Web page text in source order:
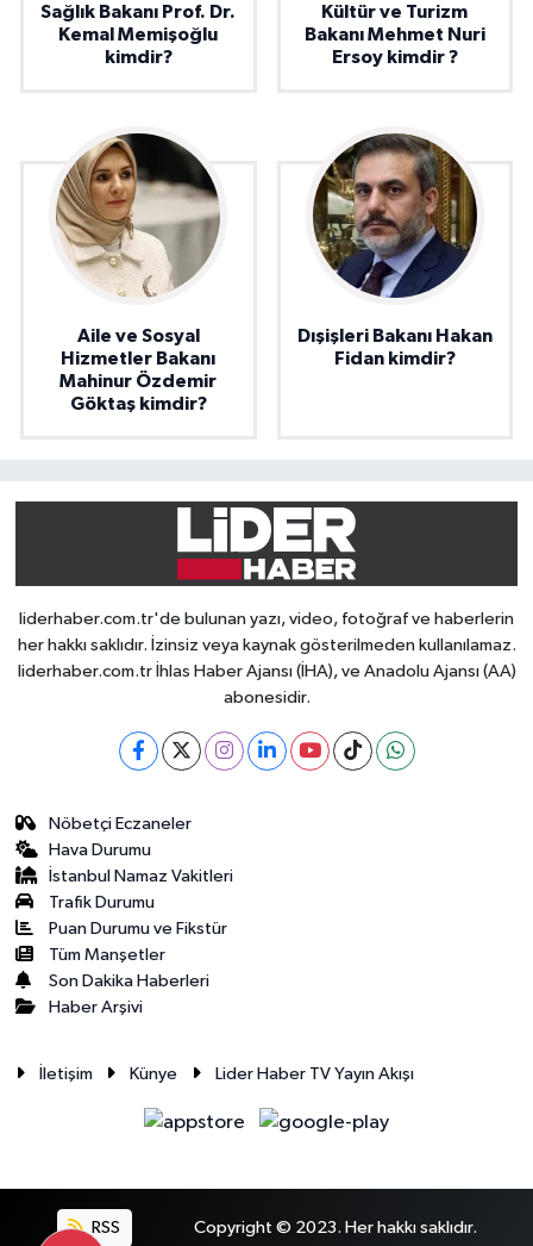
Sağlık Bakanı Prof. Dr.
Kemal Memişoğlu
kimdir?
Kültür ve Turizm
Bakanı Mehmet Nuri
Ersoy kimdir ?
Aile ve Sosyal
Hizmetler Bakanı
Mahinur Özdemir
Göktaş kimdir?
Dışişleri Bakanı Hakan
Fidan kimdir?
liderhaber.com.tr'de bulunan yazı, video, fotoğraf ve haberlerin
her hakkı saklıdır. İzinsiz veya kaynak gösterilmeden kullanılamaz.
liderhaber.com.tr İhlas Haber Ajansı (İHA), ve Anadolu Ajansı (AA)
abonesidir.
Nöbetçi Eczaneler
Hava Durumu
İstanbul Namaz Vakitleri
Trafik Durumu
Puan Durumu ve Fikstür
Tüm Manşetler
Son Dakika Haberleri
Haber Arşivi
İletişim Künye Lider Haber TV Yayın Akışı
RSS Copyright © 2023. Her hakkı saklıdır.